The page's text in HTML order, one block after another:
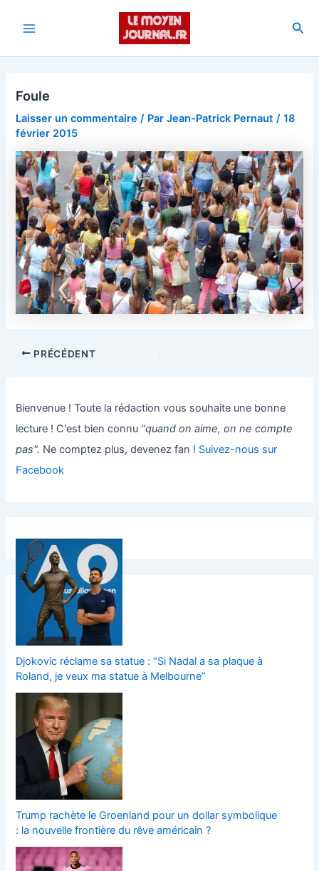
Foule
Laisser un commentaire / ParJean-Patrick Pernaut/18
février 2015
PRÉCÉDENT
Bienvenue ! Toute la rédaction vous souhaite une bonne
lecture ! C'est bien connu "quand on aime, on ne compte
pas". Ne comptez plus, devenez fan ! Suivez-nous sur
Facebook
Djokovic réclame sa statue : “Si Nadal a sa plaque à
Roland, je veux ma statue à Melbourne”
Trump rachète le Groenland pour un dollar symbolique
: la nouvelle frontière du rêve américain ?